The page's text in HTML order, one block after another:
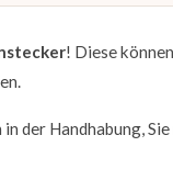
! Diese
der Handhabung,